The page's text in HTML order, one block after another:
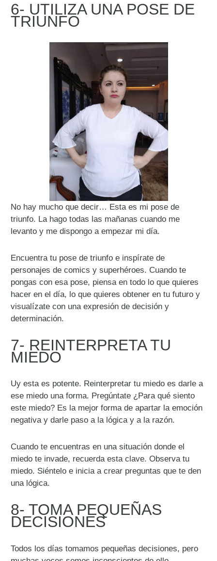
6- UTILIZA UNA POSE DE
TRIUNFO
No hay mucho que decir… Esta es mi pose de
triunfo. La hago todas las mañanas cuando me
levanto y me dispongo a empezar mi día.
Encuentra tu pose de triunfo e inspírate de
personajes de comics y superhéroes. Cuando te
pongas con esa pose, piensa en todo lo que quieres
hacer en el día, lo que quieres obtener en tu futuro y
visualízate con una expresión de decisión y
determinación.
7- REINTERPRETA TU
MIEDO
Uy esta es potente. Reinterpretar tu miedo es darle a
ese miedo una forma. Pregúntate ¿Para qué siento
este miedo? Es la mejor forma de apartar la emoción
negativa y darle paso a la lógica y a la razón.
Cuando te encuentras en una situación donde el
miedo te invade, recuerda esta clave. Observa tu
miedo. Siéntelo e inicia a crear preguntas que te den
una lógica.
8- TOMA PEQUEÑAS
DECISIONES
Todos los días tomamos pequeñas decisiones, pero